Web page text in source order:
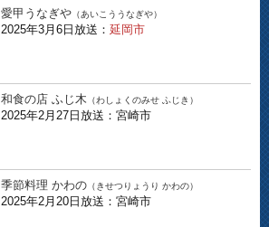
愛甲うなぎや （あいこううなぎや）
2025年3月6日放送： 延岡市
和食の店 ふじ木 （わしょくのみせ ふじき）
2025年2月27日放送：宮崎市
季節料理 かわの （きせつりょうり かわの）
2025年2月20日放送：宮崎市